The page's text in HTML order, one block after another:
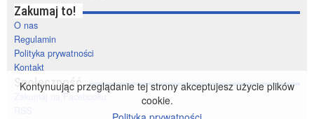
Zakumaj to!
O nas
Regulamin
Polityka prywatności
Kontakt
Społeczność
Zakumaj na Facebooku
Kontynuując przeglądanie tej strony akceptujesz użycie plików
cookie.